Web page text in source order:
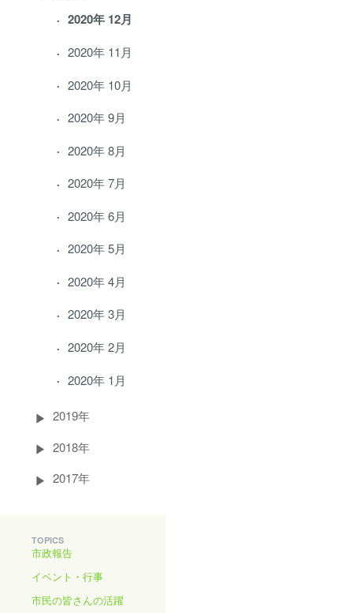
2020年 12月
2020年 11月
2020年 10月
2020年 9月
2020年 8月
2020年 7月
2020年 6月
2020年 5月
2020年 4月
2020年 3月
2020年 2月
2020年 1月
2019年
2018年
2017年
TOPICS
市政報告
イベント・行事
市民の皆さんの活躍